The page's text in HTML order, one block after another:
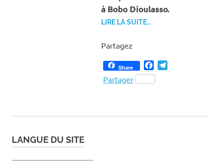
à Bobo Dioulasso.
LIRE LA SUITE…
Partagez
Share Facebook
Partager
LANGUE DU SITE